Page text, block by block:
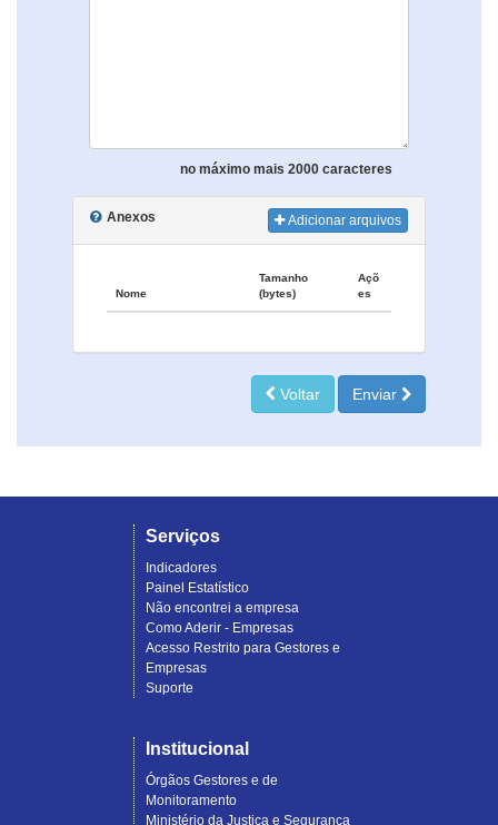
no máximo mais 2000 caracteres
Anexos Adicionar arquivos
Nome
Tamanho
(bytes)
Açõ
es
Voltar Enviar
Serviços
Indicadores
Painel Estatístico
Não encontrei a empresa
Como Aderir - Empresas
Acesso Restrito para Gestores e
Empresas
Suporte
Institucional
Órgãos Gestores e de
Monitoramento
Ministério da Justiça e Segurança